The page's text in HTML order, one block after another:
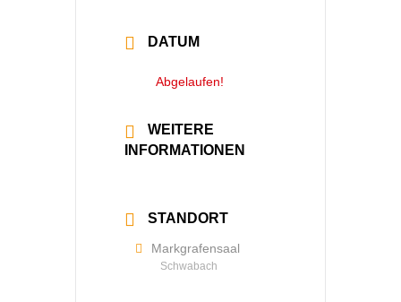
DATUM
Abgelaufen!
WEITERE
INFORMATIONEN
STANDORT
Markgrafensaal
Schwabach